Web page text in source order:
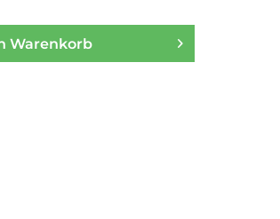
Warenkorb